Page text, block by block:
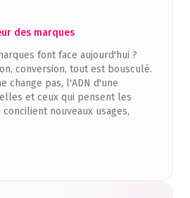
des marques
font face aujourd'hui ?
conversion, tout est bousculé.
change pas, l'ADN d'une
et ceux qui pensent les
nouveaux usages,